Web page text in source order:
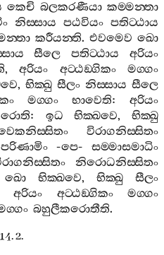
කෙචි බලකරණීයා කම‍්මන‍්තා
නිස‍්සාය පඨවියං පතිට‍්ඨාය
කරීයන‍්ති. එවමෙව ඛො
සීලෙ පතිට‍්ඨාය
අරියං
,අරියං අට‍්ඨඞ‍්ගිකං
මග‍්ගං
, භික‍්ඛු සීලං නිස‍්සාය සීලෙ
මග‍්ගං භාවෙති: අරියං
: ඉධ භික‍්ඛවෙ,භික‍්ඛු
විරාගනිස‍්සිතං
-පෙ- සම‍්මාසමාධිං
නිරොධනිස‍්සිතං
ඛො භික‍්ඛවෙ, භික‍්ඛු
සීලං
අරියං අට‍්ඨඞ‍්ගිකං
මග‍්ගං
බහුලීකරොතීති.
2.